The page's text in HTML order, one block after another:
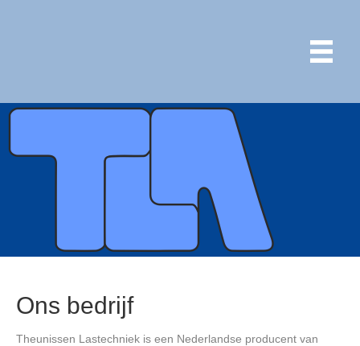
Ons bedrijf
Theunissen Lastechniek is een Nederlandse producent van